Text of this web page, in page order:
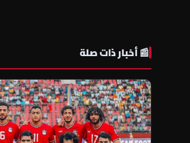
📰 أخبار ذات صلة